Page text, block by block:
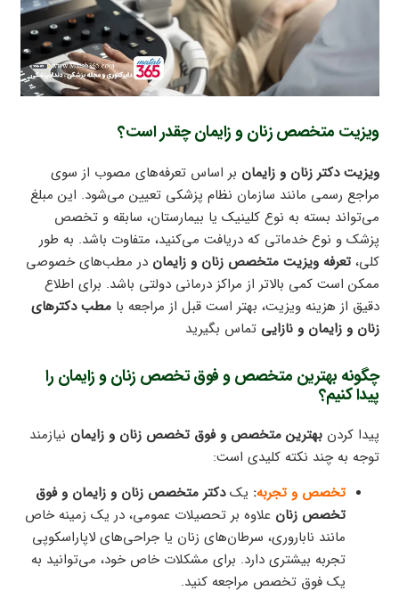
ویزیت متخصص زنان و زایمان چقدر است؟
ویزیت دکتر زنان و زایمان بر اساس تعرفه‌های مصوب از سوی
مراجع رسمی مانند سازمان نظام پزشکی تعیین می‌شود. این مبلغ
می‌تواند بسته به نوع کلینیک یا بیمارستان، سابقه و تخصص
پزشک و نوع خدماتی که دریافت می‌کنید، متفاوت باشد. به طور
کلی،تعرفه ویزیت متخصص زنان و زایمان در مطب‌های خصوصی
ممکن است کمی بالاتر از مراکز درمانی دولتی باشد. برای اطلاع
دقیق از هزینه ویزیت، بهتر است قبل از مراجعه بامطب دکترهای
زنان و زایمان و نازایی تماس بگیرید
چگونه بهترین متخصص و فوق تخصص زنان و زایمان را
پیدا کنیم؟
پیدا کردنبهترین متخصص و فوق تخصص زنان و زایمان نیازمند
توجه به چند نکته کلیدی است:
تخصص و تجربه: یکدکتر متخصص زنان و زایمان و فوق
تخصص زنان علاوه بر تحصیلات عمومی، در یک زمینه خاص
مانند ناباروری، سرطان‌های زنان یا جراحی‌های لاپاراسکوپی
تجربه بیشتری دارد. برای مشکلات خاص خود، می‌توانید به
یک فوق تخصص مراجعه کنید.